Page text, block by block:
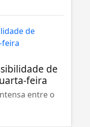
de
feira
entre o